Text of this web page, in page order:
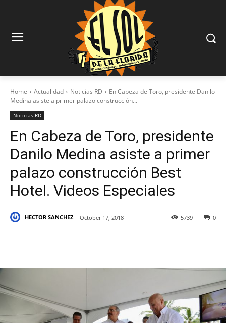
Home Actualidad Noticias RD
En Cabeza de Toro, presidente Danilo
Medina asiste a primer palazo construcción...
Noticias RD
En Cabeza de Toro, presidente
Danilo Medina asiste a primer
palazo construcción Best
Hotel. Videos Especiales
HECTOR SANCHEZ October 17, 2018 0
5739